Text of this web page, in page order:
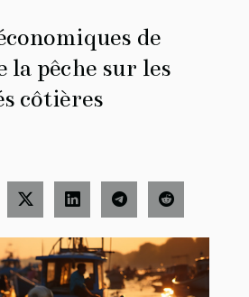
de
pêche sur les
côtières